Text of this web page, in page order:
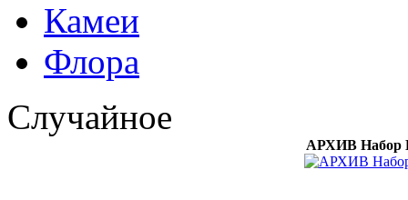
Камеи
Флора
Случайное
АРХИВ Набор